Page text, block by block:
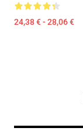
24,38 € - 28,06 €